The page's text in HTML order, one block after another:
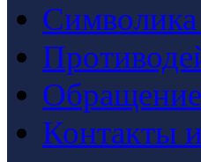
Контакты